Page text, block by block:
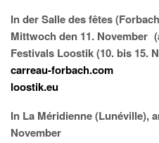
In der Salle des fêtes
Mittwoch den 11. November
Festivals Loostik (10. bis 15.
carreau-forbach.com
loostik.eu
In La Méridienne (Lunéville),
November